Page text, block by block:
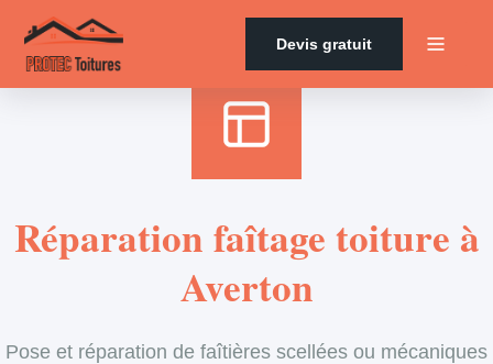
Devis gratuit
Réparation faîtage toiture à
Averton
Pose et réparation de faîtières scellées ou mécaniques